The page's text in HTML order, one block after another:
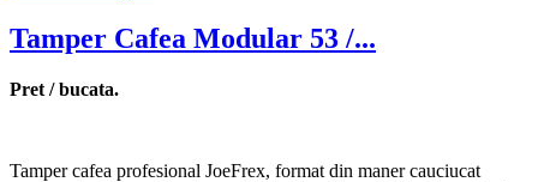
Tamper Cafea Modular 53 /...
Pret / bucata.
Tamper cafea profesional JoeFrex, format din maner cauciucat